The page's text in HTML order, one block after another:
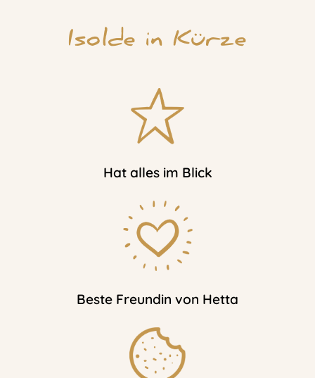
Isolde in Kürze
Hat alles im Blick
Beste Freundin von Hetta